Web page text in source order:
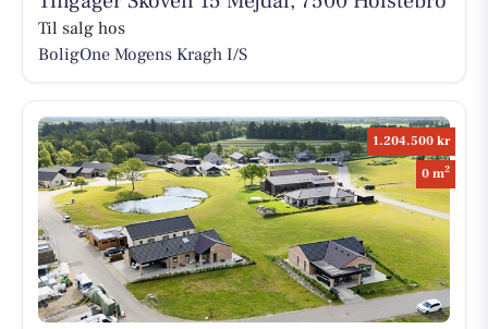
Til salg hos
BoligOne Mogens Kragh I/S
1.204.500 kr
0 m2